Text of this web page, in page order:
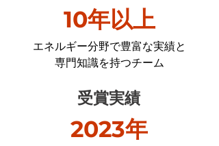
10年以上
エネルギー分野で豊富な実績と
専門知識を持つチーム
受賞実績
2023年